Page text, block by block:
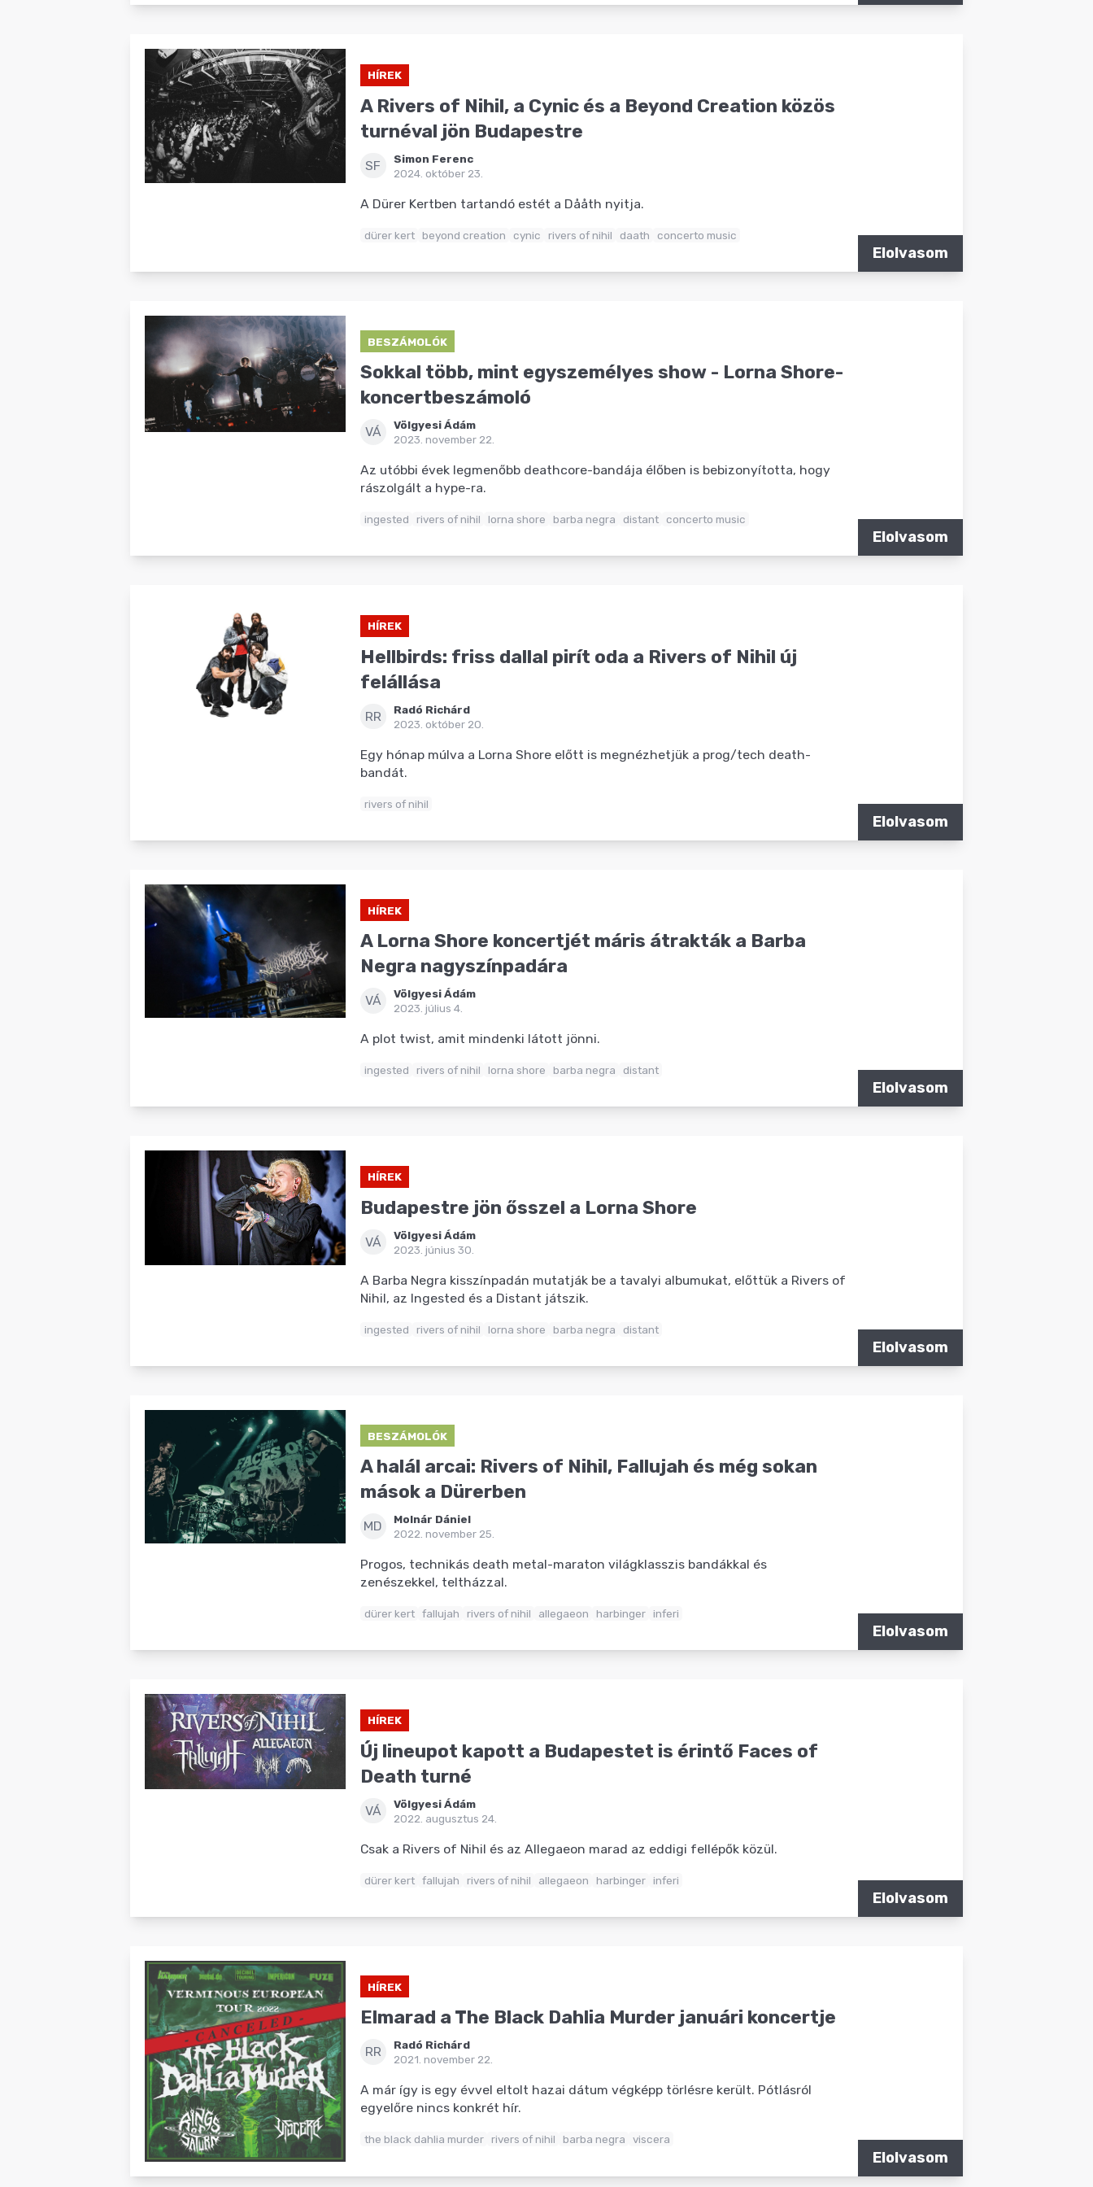
HÍREK
A Rivers of Nihil, a Cynic és a Beyond Creation közös
turnéval jön Budapestre
SF
Simon Ferenc
2024. október 23.
A Dürer Kertben tartandó estét a Dååth nyitja.
dürer kert beyond creation cynic rivers of nihil daath concerto music
Elolvasom
BESZÁMOLÓK
Sokkal több, mint egyszemélyes show - Lorna Shore-
koncertbeszámoló
VÁ
Völgyesi Ádám
2023. november 22.
Az utóbbi évek legmenőbb deathcore-bandája élőben is bebizonyította, hogy
rászolgált a hype-ra.
ingested rivers of nihil lorna shore barba negra distant concerto music
Elolvasom
HÍREK
Hellbirds: friss dallal pirít oda a Rivers of Nihil új
felállása
RR
Radó Richárd
2023. október 20.
Egy hónap múlva a Lorna Shore előtt is megnézhetjük a prog/tech death-
bandát.
rivers of nihil
Elolvasom
HÍREK
A Lorna Shore koncertjét máris átrakták a Barba
Negra nagyszínpadára
VÁ
Völgyesi Ádám
2023. július 4.
A plot twist, amit mindenki látott jönni.
ingested rivers of nihil lorna shore barba negra distant
Elolvasom
HÍREK
Budapestre jön ősszel a Lorna Shore
VÁ
Völgyesi Ádám
2023. június 30.
A Barba Negra kisszínpadán mutatják be a tavalyi albumukat, előttük a Rivers of
Nihil, az Ingested és a Distant játszik.
ingested rivers of nihil lorna shore barba negra distant
Elolvasom
BESZÁMOLÓK
A halál arcai: Rivers of Nihil, Fallujah és még sokan
mások a Dürerben
MD
Molnár Dániel
2022. november 25.
Progos, technikás death metal-maraton világklasszis bandákkal és
zenészekkel, teltházzal.
dürer kert fallujah rivers of nihil allegaeon harbinger inferi
Elolvasom
HÍREK
Új lineupot kapott a Budapestet is érintő Faces of
Death turné
VÁ
Völgyesi Ádám
2022. augusztus 24.
Csak a Rivers of Nihil és az Allegaeon marad az eddigi fellépők közül.
dürer kert fallujah rivers of nihil allegaeon harbinger inferi
Elolvasom
HÍREK
Elmarad a The Black Dahlia Murder januári koncertje
RR
Radó Richárd
2021. november 22.
A már így is egy évvel eltolt hazai dátum végképp törlésre került. Pótlásról
egyelőre nincs konkrét hír.
the black dahlia murder rivers of nihil barba negra viscera
Elolvasom